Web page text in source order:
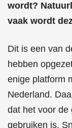
wordt?
vaak wordt
Dit is een van
hebben
enige platform
Nederland.
dat het voor de
gebruiken is.